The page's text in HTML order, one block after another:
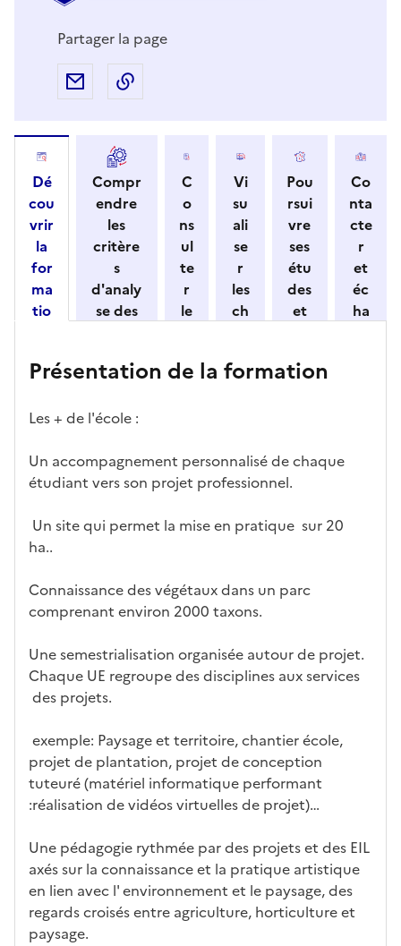
Partager la page
Partager par e-mail
Dé
cou
vrir
la
for
ma
tio
ses
act
tiq
ues
Compr
endre
les
critère
s
d'analy
se des
par
ssemen
C
o
ns
ul
te
r
le
o
s
d
c
di
d
ur
e
Vi
su
ali
se
r
les
ch
s
s à
la
rm
Pou
rsui
vre
ses
étu
des
et
re
uch
Co
nta
cte
r
et
éc
ha
Présentation de la formation
Les + de l'école :
Un accompagnement personnalisé de chaque
étudiant vers son projet professionnel.
Un site qui permet la mise en pratique sur 20
ha..
Connaissance des végétaux dans un parc
comprenant environ 2000 taxons.
Une semestrialisation organisée autour de projet.
Chaque UE regroupe des disciplines aux services
des projets.
exemple: Paysage et territoire, chantier école,
projet de plantation, projet de conception
tuteuré (matériel informatique performant
:réalisation de vidéos virtuelles de projet)…
Une pédagogie rythmée par des projets et des EIL
axés sur la connaissance et la pratique artistique
en lien avec l' environnement et le paysage, des
regards croisés entre agriculture, horticulture et
paysage.